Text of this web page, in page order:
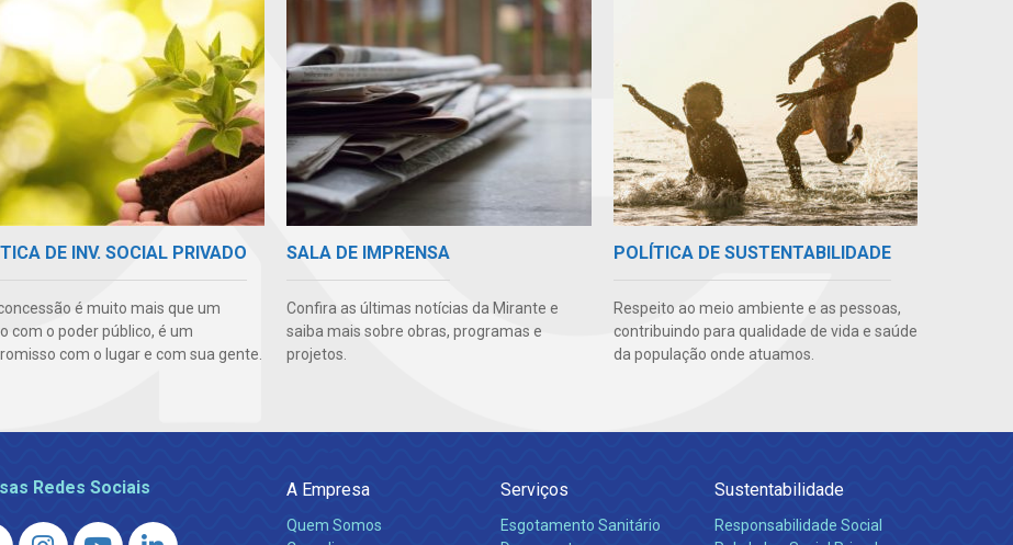
DE INV. SOCIAL PRIVADO
é muito mais que um
com o poder público, é um
com o lugar e com sua gente.
SALA DE IMPRENSA
Confira as últimas notícias da Mirante e
saiba mais sobre obras, programas e
projetos.
POLÍTICA DE SUSTENTABILIDADE
Respeito ao meio ambiente e as pessoas,
contribuindo para qualidade de vida e saúde
da população onde atuamos.
Redes Sociais A Empresa
Quem Somos
Serviços
Esgotamento Sanitário
Sustentabilidade
Responsabilidade Social